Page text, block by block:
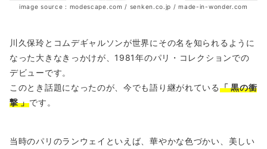
image source : modescape.com / senken.co.jp / made-in-wonder.com
川久保玲とコムデギャルソンが世界にその名を知られるように
なった大きなきっかけが、1981年のパリ・コレクションでの
デビューです。
このとき話題になったのが、今でも語り継がれている「 黒の衝
撃 」です。
当時のパリのランウェイといえば、華やかな色づかい、美しい